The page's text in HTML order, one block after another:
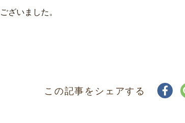
ざいました。
この記事をシェアする